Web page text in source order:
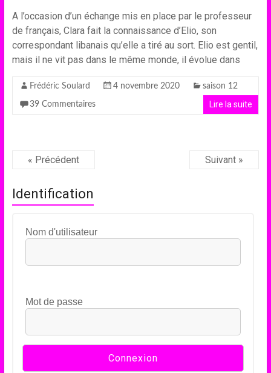
A l’occasion d’un échange mis en place par le professeur
de français, Clara fait la connaissance d’Elio, son
correspondant libanais qu’elle a tiré au sort. Elio est gentil,
mais il ne vit pas dans le même monde, il évolue dans
Frédéric Soulard 4 novembre 2020 saison 12
39 Commentaires Lire la suite
« Précédent Suivant »
Identification
Nom d'utilisateur
Mot de passe